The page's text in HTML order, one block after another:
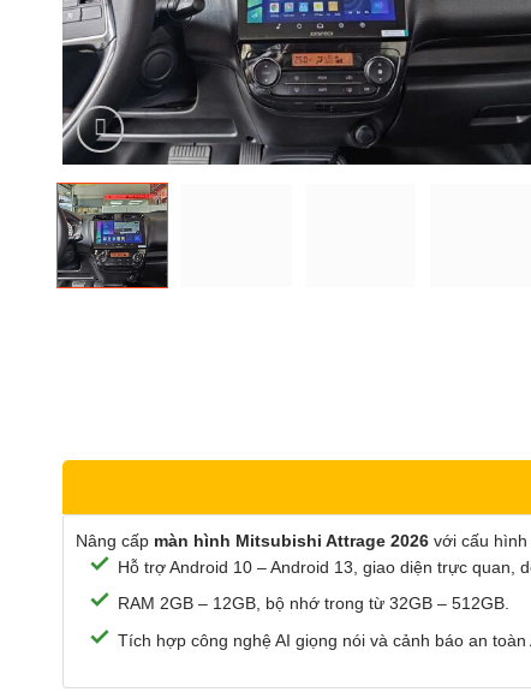
Nâng cấp màn hình Mitsubishi Attrage 2026 với cấu hình
Hỗ trợ Android 10 – Android 13, giao diện trực quan,
RAM 2GB – 12GB, bộ nhớ trong từ 32GB – 512GB.
Tích hợp công nghệ AI giọng nói và cảnh báo an toàn